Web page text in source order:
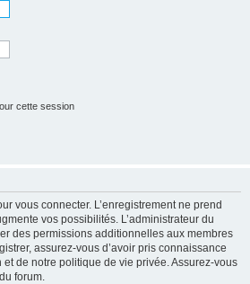
cette session
vous connecter. L’enregistrement ne prend
vos possibilités. L’administrateur du
des permissions additionnelles aux membres
assurez-vous d’avoir pris connaissance
et de notre politique de vie privée. Assurez-vous
forum.